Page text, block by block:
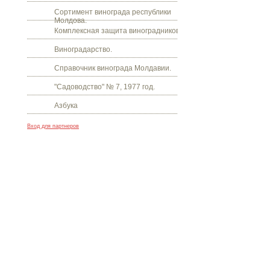
Сортимент винограда республики
Молдова.
Комплексная защита виноградников.
Виноградарство.
Справочник винограда Молдавии.
"Садоводство" № 7, 1977 год.
Азбука
Вход для партнеров